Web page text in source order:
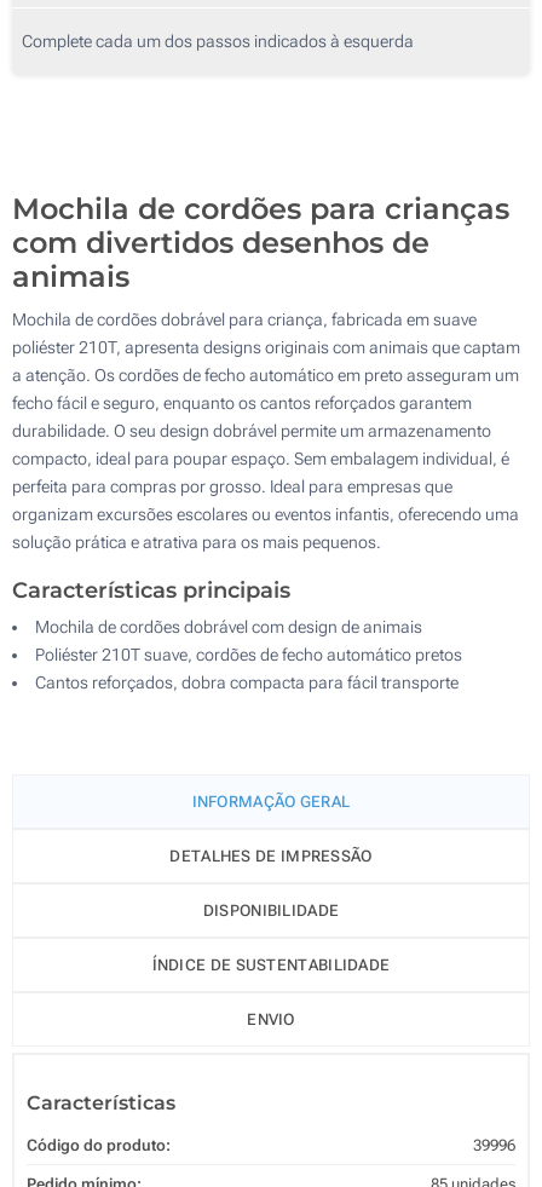
425
Complete cada um dos passos indicados à esquerda
Mochila de cordões para crianças
com divertidos desenhos de
animais
Mochila de cordões dobrável para criança, fabricada em suave
poliéster 210T, apresenta designs originais com animais que captam
a atenção. Os cordões de fecho automático em preto asseguram um
fecho fácil e seguro, enquanto os cantos reforçados garantem
durabilidade. O seu design dobrável permite um armazenamento
compacto, ideal para poupar espaço. Sem embalagem individual, é
perfeita para compras por grosso. Ideal para empresas que
organizam excursões escolares ou eventos infantis, oferecendo uma
solução prática e atrativa para os mais pequenos.
Características principais
Mochila de cordões dobrável com design de animais
Poliéster 210T suave, cordões de fecho automático pretos
Cantos reforçados, dobra compacta para fácil transporte
INFORMAÇÃO GERAL
DETALHES DE IMPRESSÃO
DISPONIBILIDADE
ÍNDICE DE SUSTENTABILIDADE
ENVIO
Características
Código do produto: 39996